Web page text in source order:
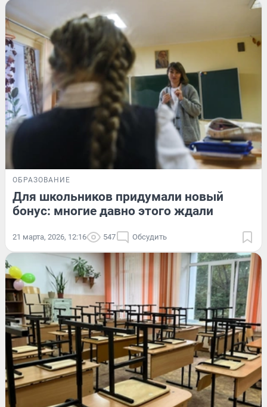
ОБРАЗОВАНИЕ
Для школьников придумали новый
бонус: многие давно этого ждали
21 марта, 2026, 12:16 547 Обсудить